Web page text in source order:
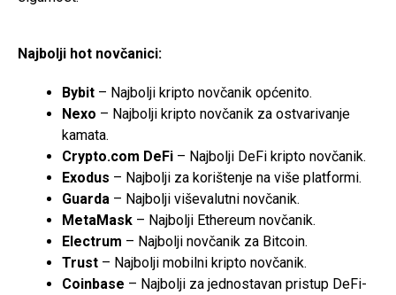
Najbolji hot novčanici:
Bybit – Najbolji kripto novčanik općenito.
Nexo – Najbolji kripto novčanik za ostvarivanje
kamata.
Crypto.com DeFi – Najbolji DeFi kripto novčanik.
Exodus – Najbolji za korištenje na više platformi.
Guarda – Najbolji viševalutni novčanik.
MetaMask – Najbolji Ethereum novčanik.
Electrum – Najbolji novčanik za Bitcoin.
Trust – Najbolji mobilni kripto novčanik.
Coinbase – Najbolji za jednostavan pristup DeFi-